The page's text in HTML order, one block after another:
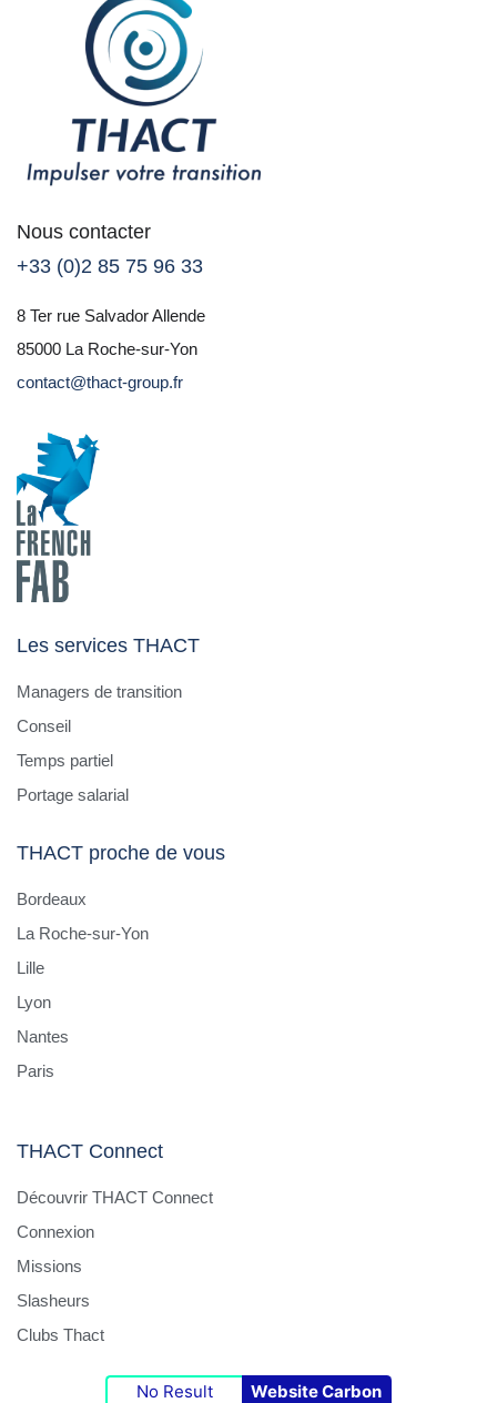
Nous contacter
+33 (0)2 85 75 96 33
8 Ter rue Salvador Allende
85000 La Roche-sur-Yon
contact@thact-group.fr
Les services THACT
Managers de transition
Conseil
Temps partiel
Portage salarial
THACT proche de vous
Bordeaux
La Roche-sur-Yon
Lille
Lyon
Nantes
Paris
THACT Connect
Découvrir THACT Connect
Connexion
Missions
Slasheurs
Clubs Thact
No Result Website Carbon